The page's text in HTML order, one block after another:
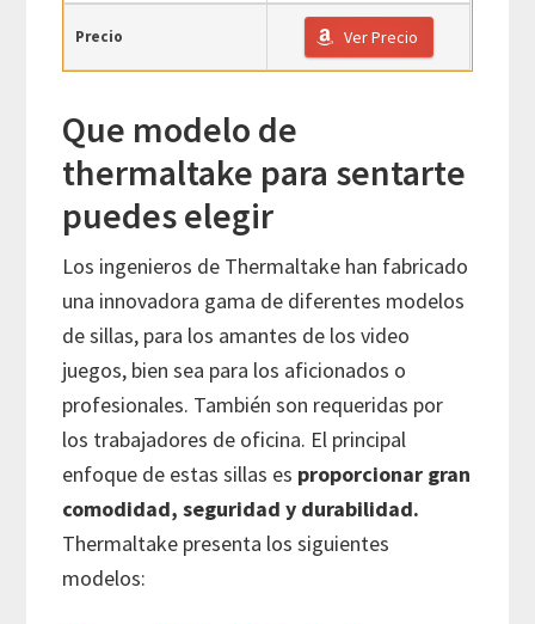
Precio Ver Precio
Que modelo de
thermaltake para sentarte
puedes elegir
Los ingenieros de Thermaltake han fabricado
una innovadora gama de diferentes modelos
de sillas, para los amantes de los video
juegos, bien sea para los aficionados o
profesionales. También son requeridas por
los trabajadores de oficina. El principal
enfoque de estas sillas es proporcionar gran
comodidad, seguridad y durabilidad.
Thermaltake presenta los siguientes
modelos: